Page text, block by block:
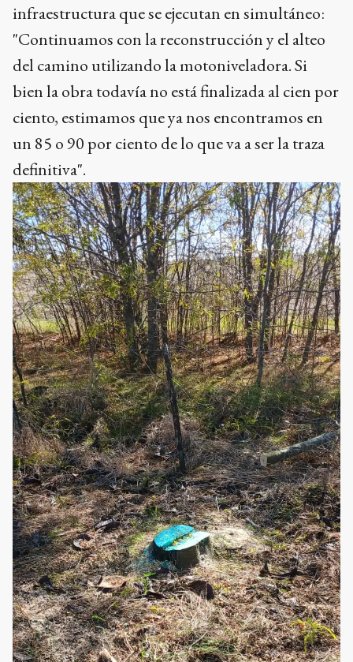
infraestructura que se ejecutan en simultáneo:
"Continuamos con la reconstrucción y el alteo
del camino utilizando la motoniveladora. Si
bien la obra todavía no está finalizada al cien por
ciento, estimamos que ya nos encontramos en
un 85 o 90 por ciento de lo que va a ser la traza
definitiva".